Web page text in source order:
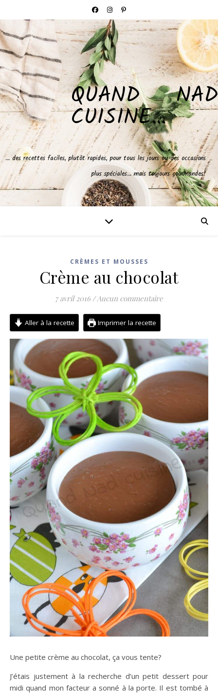
QUAND NAD
CUISINE…
… des recettes faciles, plutôt rapides, pour tous les jours ou des occasions
plus spéciales… mais toujours gourmandes!
CRÈMES ET MOUSSES
Crème au chocolat
7 avril 2016 /Aucun commentaire
Aller à la recette Imprimer la recette
Une petite crème au chocolat, ça vous tente?
J’étais justement à la recherche d’un petit dessert pour
midi quand mon facteur a sonné à la porte. Il est tombé à